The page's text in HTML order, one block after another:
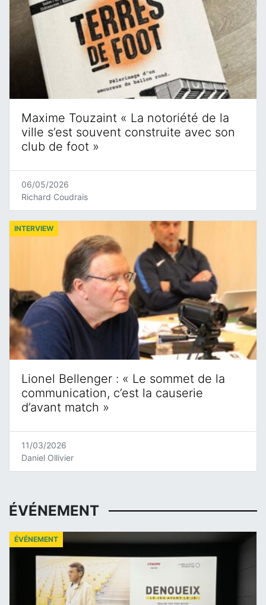
Maxime Touzaint « La notoriété de la
ville s’est souvent construite avec son
club de foot »
06/05/2026
Richard Coudrais
Lionel Bellenger : « Le sommet de la
communication, c’est la causerie
d’avant match »
INTERVIEW
11/03/2026
Daniel Ollivier
ÉVÉNEMENT
ÉVÉNEMENT